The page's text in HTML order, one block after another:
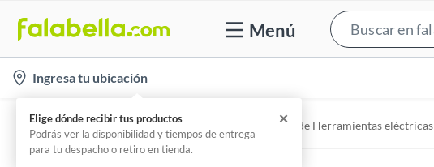
Menú
Ingresa tu ubicación
Home Herramientas y máquinas - Accesorios de Herramientas eléctricas